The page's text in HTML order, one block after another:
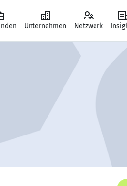
Unternehmen Netzwerk